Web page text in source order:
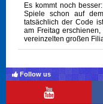
Es kommt noch
Spiele schon auf
tatsächlich der Code
am Freitag
vereinzelten großen
Follow us